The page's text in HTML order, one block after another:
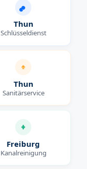
Thun
Schlüsseldienst
Thun
Sanitärservice
Freiburg
Kanalreinigung